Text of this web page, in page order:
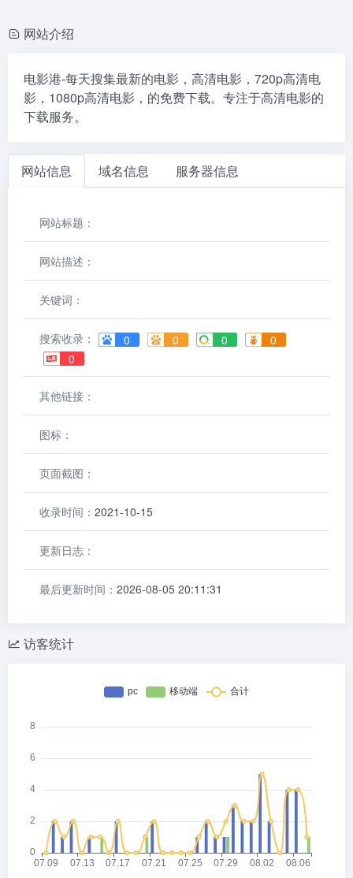
网站介绍
电影港-每天搜集最新的电影，高清电影，720p高清电
影，1080p高清电影，的免费下载。专注于高清电影的
下载服务。
网站信息 域名信息 服务器信息
网站标题：
网站描述：
关键词：
搜索收录： 0 0 0
0
0
其他链接：
图标：
页面截图：
收录时间： 2021-10-15
更新日志：
最后更新时间： 2026-08-05 20:11:31
访客统计